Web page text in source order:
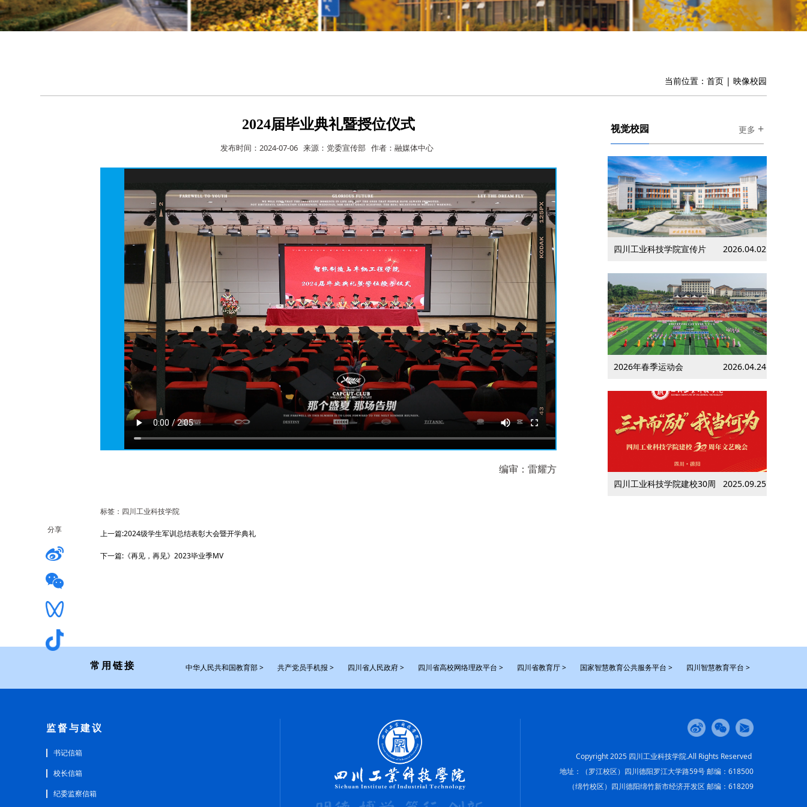
当前位置： 首页| 映像校园
分享
2024届毕业典礼暨授位仪式
发布时间：2024-07-06 来源：党委宣传部 作者：融媒体中心
编审： 雷耀方
标签：四川工业科技学院
上一篇:2024级学生军训总结表彰大会暨开学典礼
下一篇:《再见，再见》2023毕业季MV
视觉校园 更多 +
四川工业科技学院宣传片 2026.04.02
2026年春季运动会 2026.04.24
四川工业科技学院建校30周 2025.09.25
常用链接 中华人民共和国教育部 > 共产党员手机报 > 四川省人民政府 > 四川省高校网络理政平台 > 四川省教育厅 > 国家智慧教育公共服务平台 > 四川智慧教育平台 >
监督与建议
书记信箱
校长信箱
纪委监察信箱
Copyright 2025 四川工业科技学院.All Rights Reserved
地址：（罗江校区）四川德阳罗江大学路59号 邮编：618500
（绵竹校区）四川德阳绵竹新市经济开发区 邮编：618209